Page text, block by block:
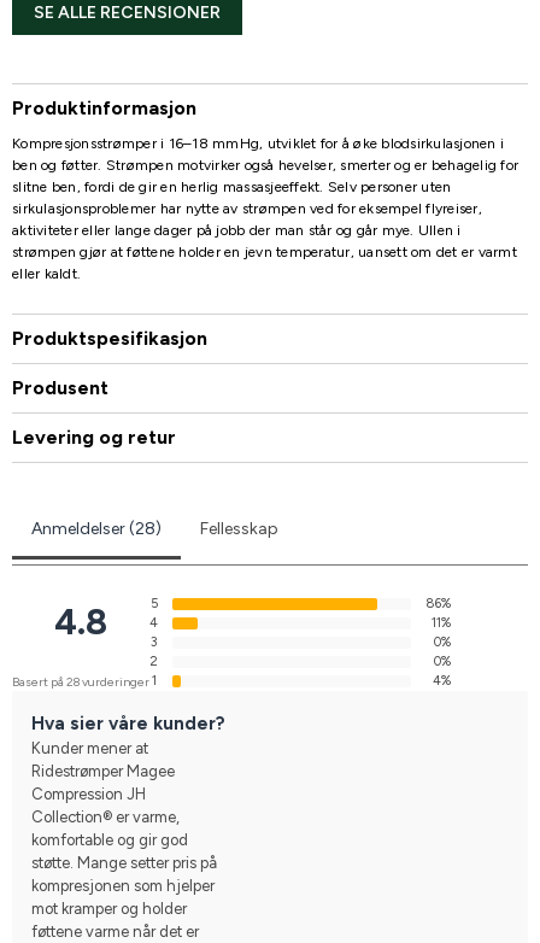
SE ALLE RECENSIONER
Produktinformasjon
Kompresjonsstrømper i 16–18 mmHg, utviklet for å øke blodsirkulasjonen i
ben og føtter. Strømpen motvirker også hevelser, smerter og er behagelig for
slitne ben, fordi de gir en herlig massasjeeffekt. Selv personer uten
sirkulasjonsproblemer har nytte av strømpen ved for eksempel flyreiser,
aktiviteter eller lange dager på jobb der man står og går mye. Ullen i
strømpen gjør at føttene holder en jevn temperatur, uansett om det er varmt
eller kaldt.
Produktspesifikasjon
Produsent
Levering og retur
Anmeldelser (28) Fellesskap
4.8
Basert på 28 vurderinger
5
86%
4
11%
3
0%
2
0%
1
4%
Hva sier våre kunder?
Kunder mener at
Ridestrømper Magee
Compression JH
Collection® er varme,
komfortable og gir god
støtte. Mange setter pris på
kompresjonen som hjelper
mot kramper og holder
føttene varme når det er